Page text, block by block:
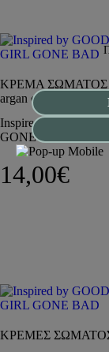
ΚΡΕΜΑ
argan oil
Inspired by GOOD
GONE BAD
14,00€
ΚΡΕΜΕΣ